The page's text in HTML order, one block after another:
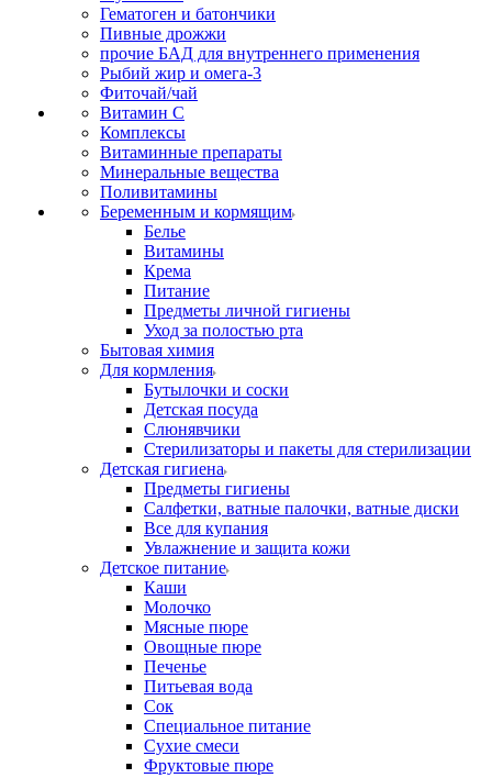
Гематоген и батончики
Пивные дрожжи
прочие БАД для внутреннего применения
Рыбий жир и омега-3
Фиточай/чай
Витамин С
Комплексы
Витаминные препараты
Минеральные вещества
Поливитамины
Беременным и кормящим
Белье
Витамины
Крема
Питание
Предметы личной гигиены
Уход за полостью рта
Бытовая химия
Для кормления
Бутылочки и соски
Детская посуда
Слюнявчики
Стерилизаторы и пакеты для стерилизации
Детская гигиена
Предметы гигиены
Салфетки, ватные палочки, ватные диски
Все для купания
Увлажнение и защита кожи
Детское питание
Каши
Молочко
Мясные пюре
Овощные пюре
Печенье
Питьевая вода
Сок
Специальное питание
Сухие смеси
Фруктовые пюре